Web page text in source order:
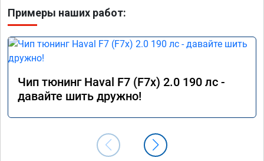
Примеры наших работ:
Чип тюнинг Haval F7 (F7x) 2.0 190 лс -
давайте шить дружно!